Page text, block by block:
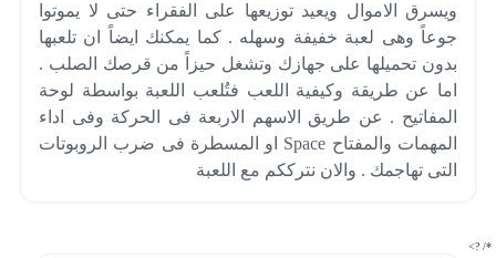
ويسرق الاموال ويعيد توزيعها على الفقراء حتى لا يموتوا
جوعاً وهى لعبة خفيفة وسهله . كما يمكنك ايضاً ان تلعبها
بدون تحميلها على جهازك وتشغل حيزاً من قرصك الصلب .
اما عن طريقة وكيفية اللعب فتُلعب اللعبة بواسطة لوحة
المفاتيح . عن طريق الاسهم الاربعة فى الحركة وفى اداء
المهمات والمفتاح Space او المسطرة فى ضرب الروبوتات
التى تهاجمك . والان نترككم مع اللعبة
*/ ?>